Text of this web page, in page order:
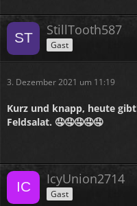
StillTooth587
Gast
3. Dezember 2021 um 11:19
Kurz und knapp, heute
Feldsalat. 🤤🤤🤤🤤🤤
IcyUnion2714
Gast